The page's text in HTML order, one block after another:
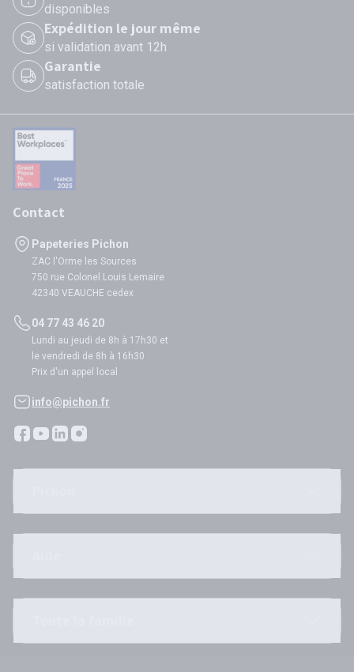
disponibles
Expédition le jour même
si validation avant 12h
Garantie
satisfaction totale
Contact
Papeteries Pichon
ZAC l'Orme les Sources
750 rue Colonel Louis Lemaire
42340 VEAUCHE cedex
04 77 43 46 20
Lundi au jeudi de 8h à 17h30 et
le vendredi de 8h à 16h30
Prix d'un appel local
info@pichon.fr